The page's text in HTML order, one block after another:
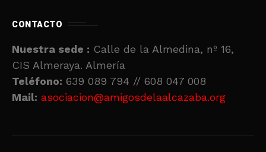
CONTACTO
Nuestra sede : Calle de la Almedina, nº 16,
CIS Almeraya. Almería
Teléfono: 639 089 794 // 608 047 008
Mail: asociacion@amigosdelaalcazaba.org